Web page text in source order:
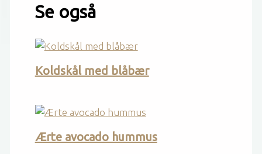
Se også
Koldskål med blåbær
Ærte avocado hummus